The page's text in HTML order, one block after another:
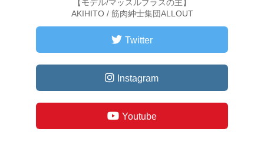
【モデル/マッスルプラスの主】
AKIHITO / 筋肉紳士集団ALLOUT
Twitter
Instagram
Youtube